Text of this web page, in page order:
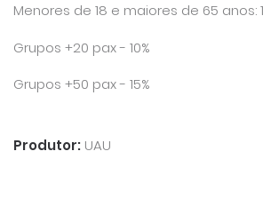
Menores de 18 e maiores de 65 anos:
Grupos +20 pax - 10%
Grupos +50 pax - 15%
Produtor: UAU